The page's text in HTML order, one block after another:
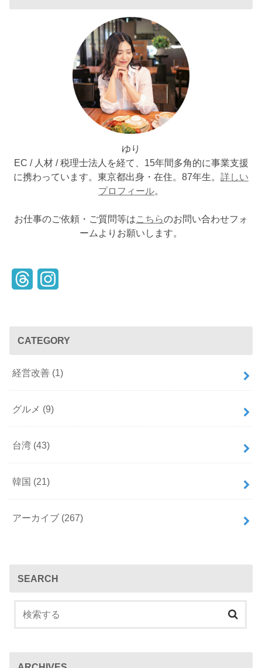
ゆり
EC / 人材 / 税理士法人を経て、15年間多角的に事業支援
に携わっています。東京都出身・在住。87年生。 詳しい
プロフィール。
お仕事のご依頼・ご質問等はこちらのお問い合わせフォ
ームよりお願いします。
e
s
t
a
CATEGORY
経営改善 (1)
グルメ (9)
台湾 (43)
韓国 (21)
アーカイブ (267)
SEARCH